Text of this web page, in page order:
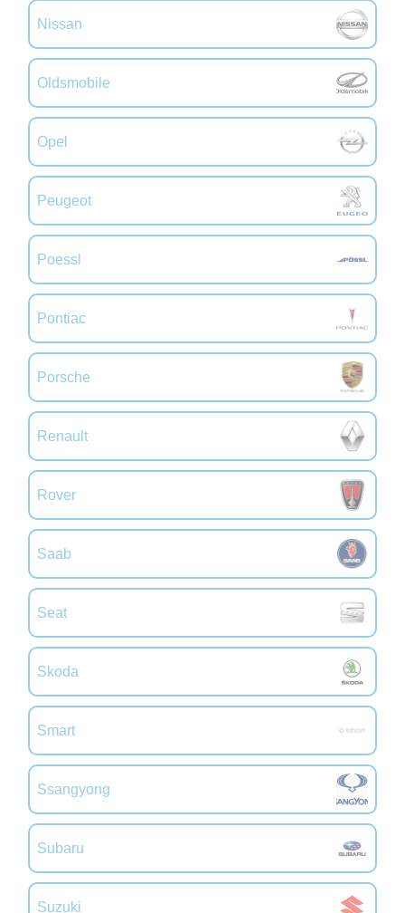
Nissan
Oldsmobile
Opel
Peugeot
Poessl
Pontiac
Porsche
Renault
Rover
Saab
Seat
Skoda
Smart
Ssangyong
Subaru
Suzuki